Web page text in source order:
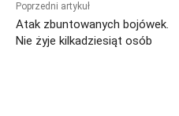
Poprzedni artykuł
Atak zbuntowanych bojówek.
Nie żyje kilkadziesiąt osób